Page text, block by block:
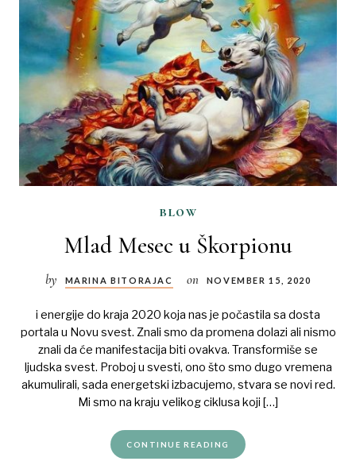
blow
Mlad Mesec u Škorpionu
by MARINA BITORAJAC on NOVEMBER 15, 2020
i energije do kraja 2020 koja nas je počastila sa dosta
portala u Novu svest. Znali smo da promena dolazi ali nismo
znali da će manifestacija biti ovakva. Transformiše se
ljudska svest. Proboj u svesti, ono što smo dugo vremena
akumulirali, sada energetski izbacujemo, stvara se novi red.
Mi smo na kraju velikog ciklusa koji […]
CONTINUE READING